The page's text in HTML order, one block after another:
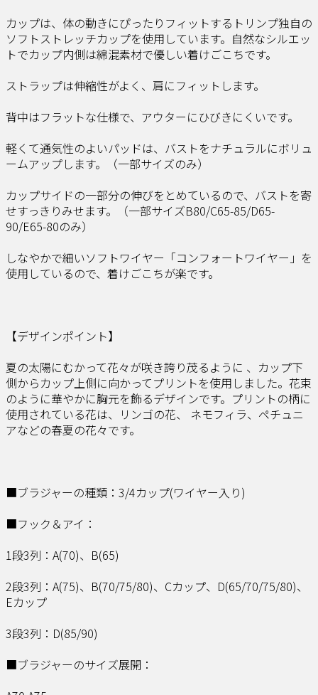
カップは、体の動きにぴったりフィットするトリンプ独自の
ソフトストレッチカップを使用しています。自然なシルエッ
トでカップ内側は綿混素材で優しい着けごこちです。
ストラップは伸縮性がよく、肩にフィットします。
背中はフラットな仕様で、アウターにひびきにくいです。
軽くて通気性のよいパッドは、バストをナチュラルにボリュ
ームアップします。（一部サイズのみ）
カップサイドの一部分の伸びをとめているので、バストを寄
せすっきりみせます。（一部サイズB80/C65-85/D65-
90/E65-80のみ）
しなやかで細いソフトワイヤー「コンフォートワイヤー」を
使用しているので、着けごこちが楽です。
【デザインポイント】
夏の太陽にむかって花々が咲き誇り茂るように 、カップ下
側からカップ上側に向かってプリントを使用しました。花束
のように華やかに胸元を飾るデザインです。プリントの柄に
使用されている花は、リンゴの花、 ネモフィラ、ペチュニ
アなどの春夏の花々です。
■ブラジャーの種類：3/4カップ(ワイヤー入り)
■フック＆アイ：
1段3列：A(70)、B(65)
2段3列：A(75)、B(70/75/80)、Cカップ、D(65/70/75/80)、
Eカップ
3段3列：D(85/90)
■ブラジャーのサイズ展開：